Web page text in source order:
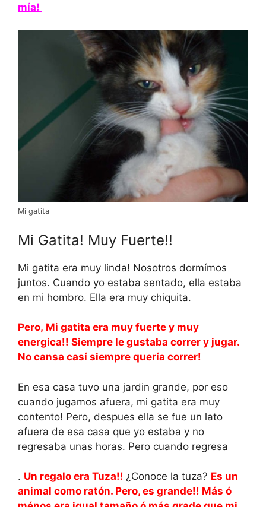
mía!
Mi gatita
Mi Gatita! Muy Fuerte!!
Mi gatita era muy linda! Nosotros dormímos
juntos. Cuando yo estaba sentado, ella estaba
en mi hombro. Ella era muy chiquita.
Pero, Mi gatita era muy fuerte y muy
energica!! Siempre le gustaba correr y jugar.
No cansa casí siempre quería correr!
En esa casa tuvo una jardin grande, por eso
cuando jugamos afuera, mi gatita era muy
contento! Pero, despues ella se fue un lato
afuera de esa casa que yo estaba y no
regresaba unas horas. Pero cuando regresa
. Un regalo era Tuza!! ¿Conoce la tuza? Es un
animal como ratón. Pero, es grande!! Más ó